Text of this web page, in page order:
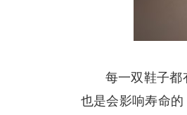
每一双鞋子都
也是会影响寿命